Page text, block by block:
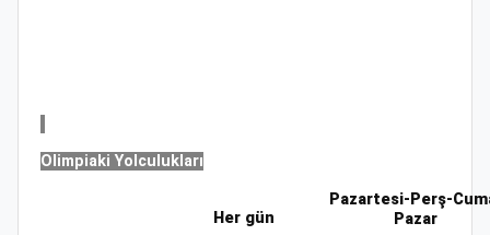
Olimpiaki Yolculukları
Her gün
Pazartesi-Perş-
Pazar